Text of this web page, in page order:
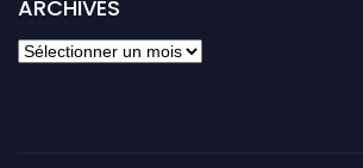
ARCHIVES
archives